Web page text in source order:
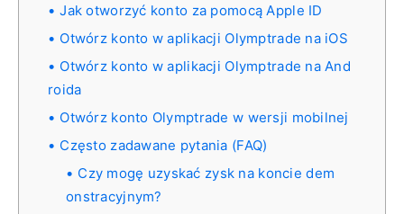
Jak otworzyć konto za pomocą Apple ID
Otwórz konto w aplikacji Olymptrade na iOS
Otwórz konto w aplikacji Olymptrade na And
roida
Otwórz konto Olymptrade w wersji mobilnej
Często zadawane pytania (FAQ)
Czy mogę uzyskać zysk na koncie dem
onstracyjnym?